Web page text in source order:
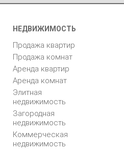
НЕДВИЖИМОСТЬ
Продажа квартир
Продажа комнат
Аренда квартир
Аренда комнат
Элитная
недвижимость
Загородная
недвижимость
Коммерческая
недвижимость